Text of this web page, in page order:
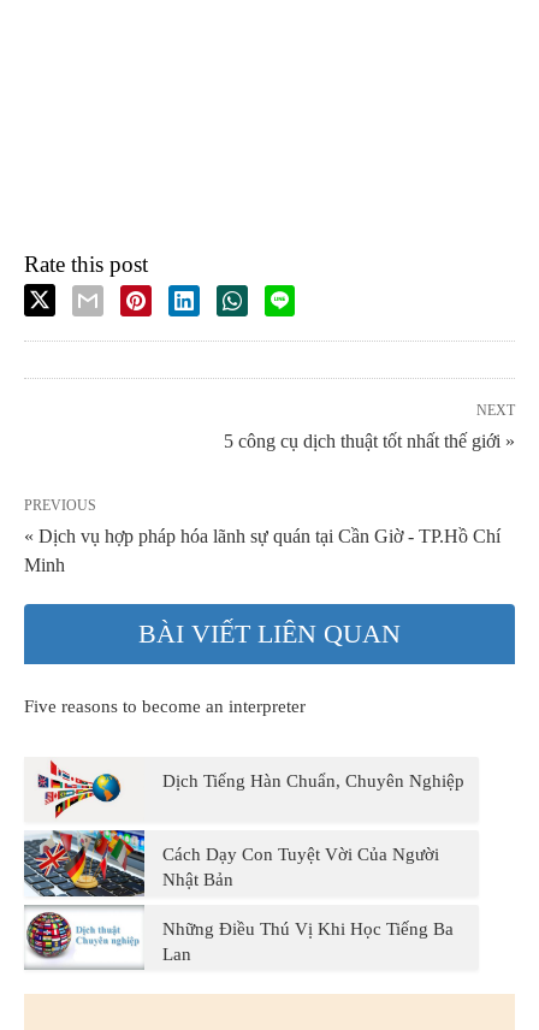
Rate this post
NEXT
5 công cụ dịch thuật tốt nhất thế giới »
PREVIOUS
« Dịch vụ hợp pháp hóa lãnh sự quán tại Cần Giờ - TP.Hồ Chí
Minh
BÀI VIẾT LIÊN QUAN
Five reasons to become an interpreter
Dịch Tiếng Hàn Chuẩn, Chuyên Nghiệp
Cách Dạy Con Tuyệt Vời Của Người
Nhật Bản
Những Điều Thú Vị Khi Học Tiếng Ba
Lan